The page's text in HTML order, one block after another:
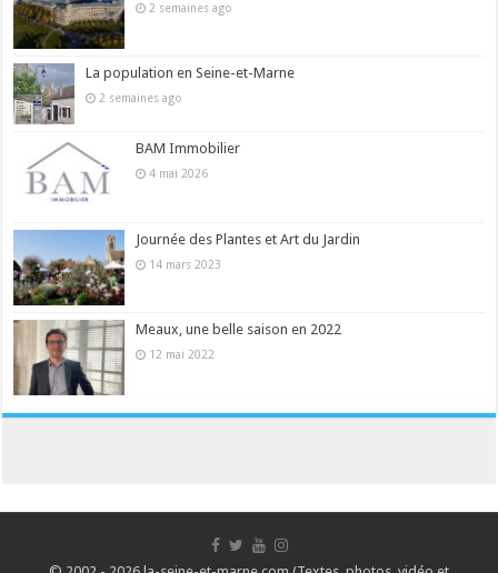
2 semaines ago
La population en Seine-et-Marne
2 semaines ago
BAM Immobilier
4 mai 2026
Journée des Plantes et Art du Jardin
14 mars 2023
Meaux, une belle saison en 2022
12 mai 2022